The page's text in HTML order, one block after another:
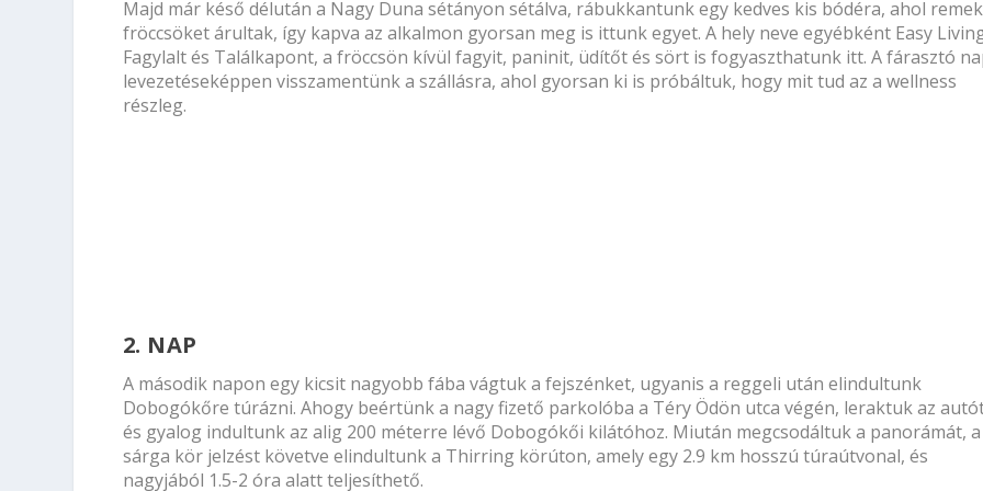
Majd már késő délután a Nagy Duna sétányon sétálva, rábukkantunk egy kedves kis bódéra, ahol remek
fröccsöket árultak, így kapva az alkalmon gyorsan meg is ittunk egyet. A hely neve egyébként Easy
Fagylalt és Találkapont, a fröccsön kívül fagyit, paninit, üdítőt és sört is fogyaszthatunk itt. A fárasztó
levezetéseképpen visszamentünk a szállásra, ahol gyorsan ki is próbáltuk, hogy mit tud az a wellness
részleg.
2. NAP
A második napon egy kicsit nagyobb fába vágtuk a fejszénket, ugyanis a reggeli után elindultunk
Dobogókőre túrázni. Ahogy beértünk a nagy fizető parkolóba a Téry Ödön utca végén, leraktuk az
és gyalog indultunk az alig 200 méterre lévő Dobogókői kilátóhoz. Miután megcsodáltuk a panorámát, a
sárga kör jelzést követve elindultunk a Thirring körúton, amely egy 2.9 km hosszú túraútvonal, és
nagyjából 1.5-2 óra alatt teljesíthető.